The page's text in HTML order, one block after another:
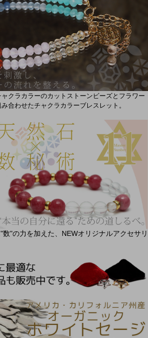
クラカラーのカットストーンビーズとフラワー
合わせたチャクラカラーブレスレット。
"の力を加えた、NEWオリジナルアクセサリ